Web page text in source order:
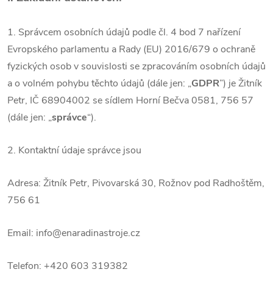
1. Správcem osobních údajů podle čl. 4 bod 7 nařízení
Evropského parlamentu a Rady (EU) 2016/679 o ochraně
fyzických osob v souvislosti se zpracováním osobních údajů
a o volném pohybu těchto údajů (dále jen: „GDPR”) je Žitník
Petr, IČ 68904002 se sídlem Horní Bečva 0581, 756 57
(dále jen: „správce“).
2. Kontaktní údaje správce jsou
Adresa: Žitník Petr, Pivovarská 30, Rožnov pod Radhoštěm,
756 61
Email: info@enaradinastroje.cz
Telefon: +420 603 319382